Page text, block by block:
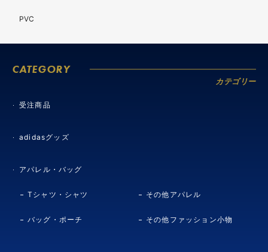
PVC
CATEGORY
カテゴリー
受注商品
adidasグッズ
アパレル・バッグ
Tシャツ・シャツ その他アパレル
バッグ・ポーチ その他ファッション小物